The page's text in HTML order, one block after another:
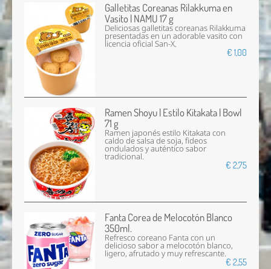
Galletitas Coreanas Rilakkuma en
Vasito | NAMU 17 g
Deliciosas galletitas coreanas Rilakkuma
presentadas en un adorable vasito con
licencia oficial San-X.
€ 1,00
Ramen Shoyu | Estilo Kitakata | Bowl
71 g
Ramen japonés estilo Kitakata con
caldo de salsa de soja, fideos
ondulados y auténtico sabor
tradicional.
€ 2,75
Fanta Corea de Melocotón Blanco
350ml.
Refresco coreano Fanta con un
delicioso sabor a melocotón blanco,
ligero, afrutado y muy refrescante.
€ 2,55